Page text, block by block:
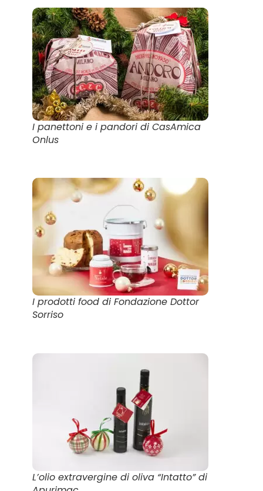
I panettoni e i pandori di CasAmica
Onlus
I prodotti food di Fondazione Dottor
Sorriso
L’olio extravergine di oliva “Intatto” di